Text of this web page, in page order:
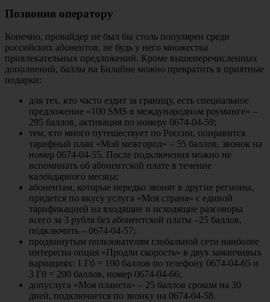
Позвонив оператору
Конечно, провайдер не был бы столь популярен среди
российских абонентов, не будь у него множества
привлекательных предложений. Кроме вышеперечисленных
дополнений, баллы на Билайне можно превратить в приятные
подарки:
для тех, кто часто ездит за границу, есть специальное
предложение «100 SMS в международном роуминге» –
295 баллов, активация по номеру 0674-04-59;
тем, кто много путешествует по России, понравится
тарифный план «Мой межгород» – 55 баллов, звонок на
номер 0674-04-55. После подключения можно не
вспоминать об абонентской плате в течение
календарного месяца;
абонентам, которые нередко звонят в другие регионы,
придется по вкусу услуга «Моя страна» с единой
тарификацией на входящие и исходящие разговоры
всего за 3 рубля без абонентской платы –25 баллов,
подключить – 0674-04-57;
продвинутым пользователям глобальной сети наиболее
интересна опция «Продли скорость» в двух заманчивых
вариациях: 1 Гб = 100 баллов по телефону 0674-04-65 и
3 Гб = 200 баллов, номер 0674-04-66;
допуслуга «Моя планета» – 25 баллов сроком на 30
дней, подключается по звонку на 0674-04-58.